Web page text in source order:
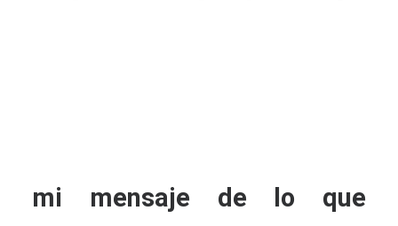
mi mensaje de lo que